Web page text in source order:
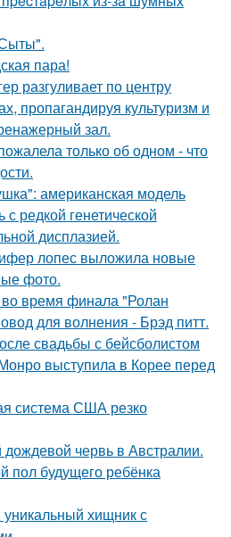
пара!
разгуливает по центру
пропагандируя культуризм и
зал.
только об одном - что
американская модель
редкой генетической
дисплазией.
лопес выложила новые
фото.
время финала "Ролан
для волнения - Брэд питт.
свадьбы с бейсболистом
выступила в Корее перед
система США резко
дождевой червь в Австралии.
пол будущего ребёнка
хищник с